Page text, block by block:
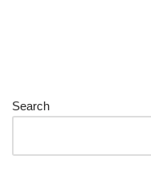
Search